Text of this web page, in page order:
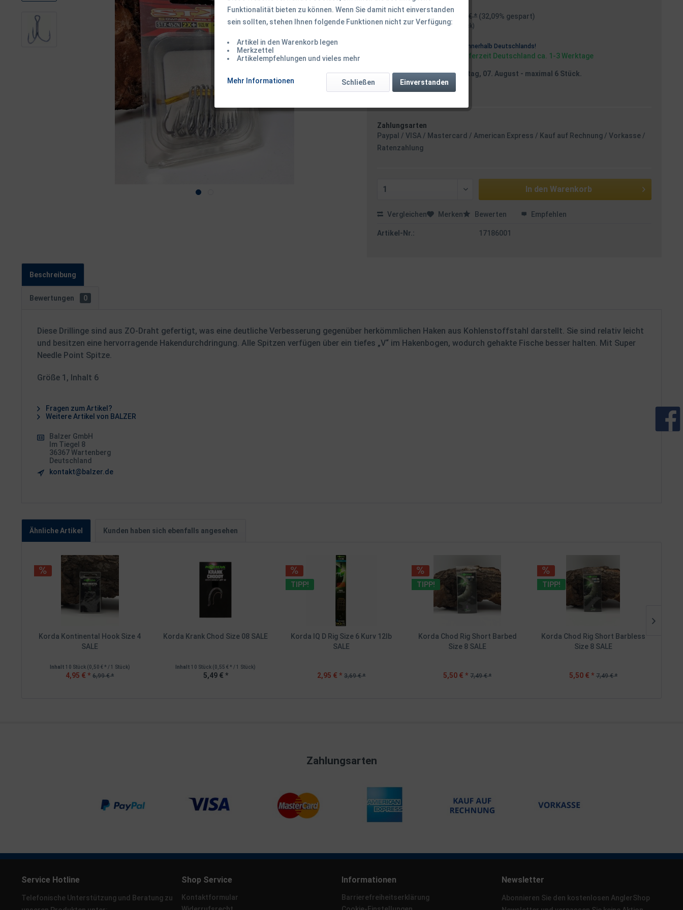
9,50 € * 13,99 € * (32,09% gespart)
Inhalt:6 Stück (1,58 € * / 1 Stück)
innerhalb Deutschlands!
Sofort versandfertig, Lieferzeit Deutschland ca. 1-3 Werktage
Versand am Freitag, 07. August - maximal 6 Stück.
Zahlungsarten
Paypal / VISA / Mastercard / American Express / Kauf auf Rechnung / Vorkasse /
Ratenzahlung
In den Warenkorb
Vergleichen Merken Bewerten Empfehlen
Artikel-Nr.: 17186001
Beschreibung
Bewertungen 0
Diese Drillinge sind aus ZO-Draht gefertigt, was eine deutliche Verbesserung gegenüber herkömmlichen Haken aus Kohlenstoffstahl darstellt. Sie sind relativ leicht
und besitzen eine hervorragende Hakendurchdringung. Alle Spitzen verfügen über ein tiefes „V“ im Hakenbogen, wodurch gehakte Fische besser halten. Mit Super
Needle Point Spitze.
Größe 1, Inhalt 6
Fragen zum Artikel?
Weitere Artikel von BALZER
Balzer GmbH
Im Tiegel 8
36367 Wartenberg
Deutschland
kontakt@balzer.de
Ähnliche Artikel Kunden haben sich ebenfalls angesehen
Korda Kontinental Hook Size 4
SALE
Inhalt 10 Stück (0,50 € * / 1 Stück)
4,95 € * 6,99 € *
Korda Krank Chod Size 08 SALE
Inhalt10 Stück (0,55 € * / 1 Stück)
5,49 € *
TIPP!
Korda IQ D Rig Size 6 Kurv 12lb
SALE
2,95 € * 3,69 € *
TIPP!
Korda Chod Rig Short Barbed
Size 8 SALE
5,50 € * 7,49 € *
TIPP!
Korda Chod Rig Short Barbless
Size 8 SALE
5,50 € * 7,49 € *
Zahlungsarten
Service Hotline
Telefonische Unterstützung und Beratung zu
Shop Service
Kontaktformular
Informationen
Barrierefreiheitserklärung
Newsletter
Abonnieren Sie den kostenlosen AnglerShop
Funktionalität bieten zu können. Wenn Sie damit nicht einverstanden
sein sollten, stehen Ihnen folgende Funktionen nicht zur Verfügung:
Artikel in den Warenkorb legen
Merkzettel
Artikelempfehlungen und vieles mehr
Mehr Informationen Einverstanden
Schließen